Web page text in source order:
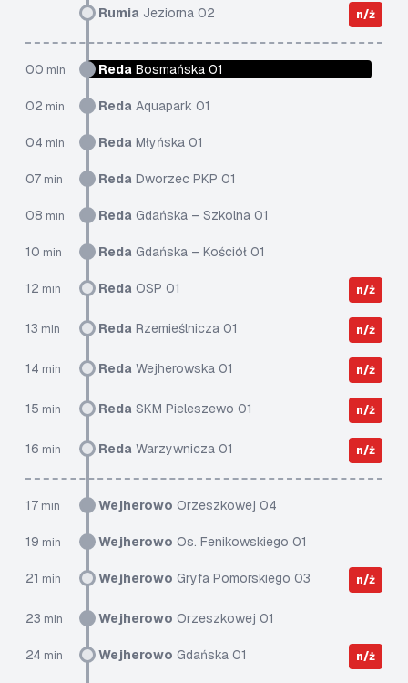
Rumia Jeziorna 02 n/ż
00 min Reda Bosmańska 01
02 min Reda Aquapark 01
04 min Reda Młyńska 01
07 min Reda Dworzec PKP 01
08 min Reda Gdańska – Szkolna 01
10 min Reda Gdańska – Kościół 01
12 min Reda OSP 01 n/ż
13 min Reda Rzemieślnicza 01 n/ż
14 min Reda Wejherowska 01 n/ż
15 min Reda SKM Pieleszewo 01 n/ż
16 min Reda Warzywnicza 01 n/ż
17 min Wejherowo Orzeszkowej 04
19 min Wejherowo Os. Fenikowskiego 01
21 min Wejherowo Gryfa Pomorskiego 03 n/ż
23 min Wejherowo Orzeszkowej 01
24 min Wejherowo Gdańska 01 n/ż